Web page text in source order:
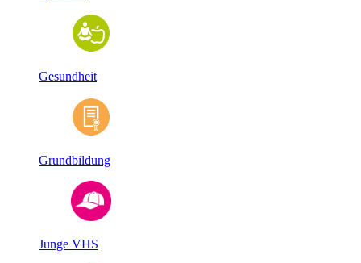
Gesundheit
Grundbildung
Junge VHS